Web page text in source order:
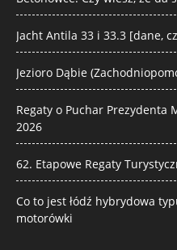
Jacht Antila 33 i 33.3 [dane,
Jezioro Dąbie
Regaty o Puchar Prezydenta
2026
62. Etapowe Regaty
Co to jest łódź hybrydowa
motorówki